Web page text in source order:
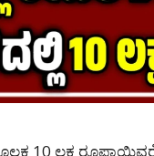
10 ಲಕ್ಷ